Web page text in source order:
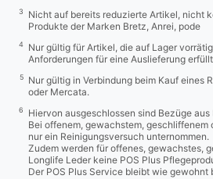
3
Nicht auf bereits reduzierte Artikel, nicht
Produkte der Marken Bretz, Anrei, pode
4
Nur gültig für Artikel, die auf Lager
Anforderungen für eine Auslieferung
5
Nur gültig in Verbindung beim Kauf eines
oder Mercata.
6
Hiervon ausgeschlossen sind Bezüge
Bei offenem, gewachstem, geschliffenem
nur ein Reinigungsversuch unternommen.
Zudem werden für offenes, gewachstes,
Longlife Leder keine POS Plus
Der POS Plus Service bleibt wie gewohnt